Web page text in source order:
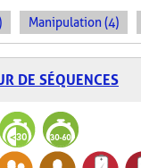
Manipulation (4)
DE SÉQUENCES